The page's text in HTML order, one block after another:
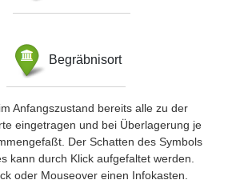
Begräbnisort
Anfangszustand bereits alle zu der
eingetragen und bei Überlagerung je
Der Schatten des Symbols
kann durch Klick aufgefaltet werden.
oder Mouseover einen Infokasten.